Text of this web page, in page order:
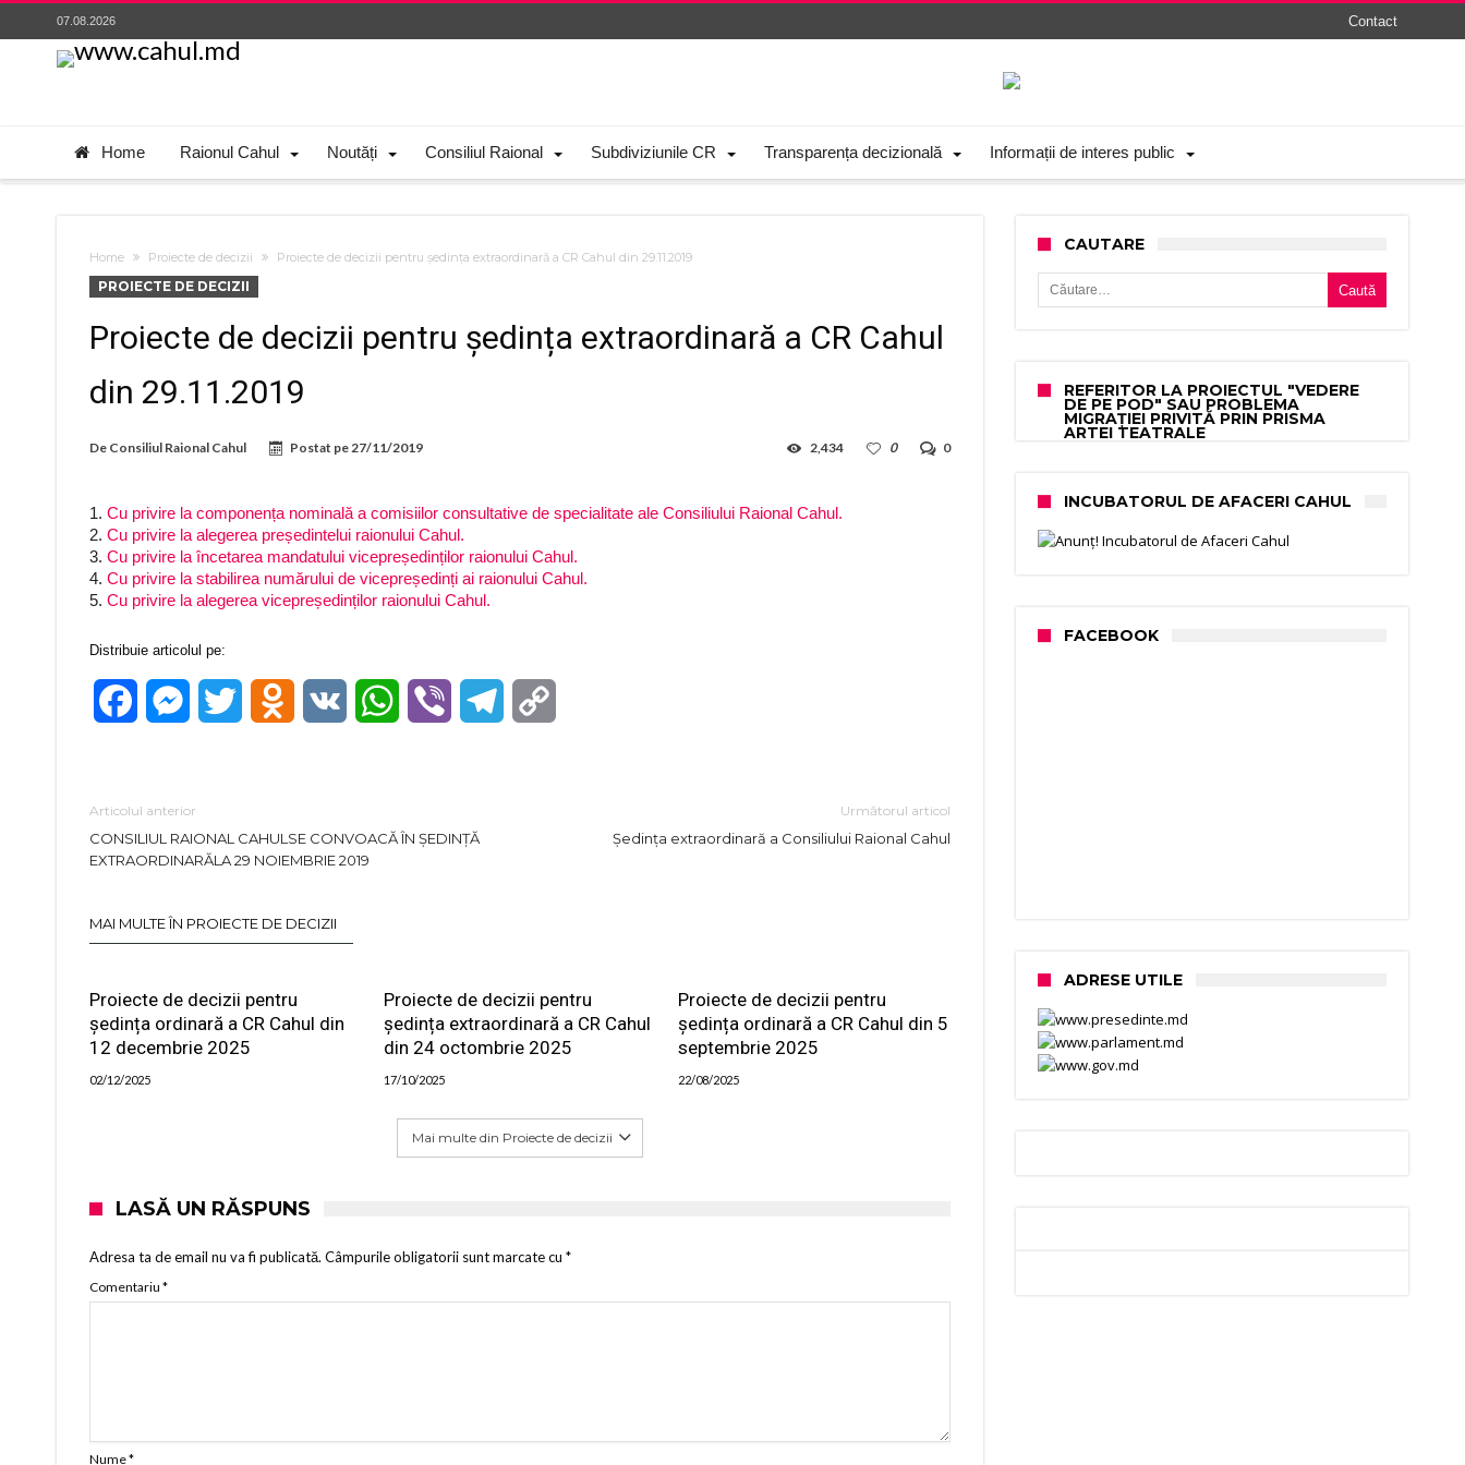
07.08.2026 Contact
Home Raionul Cahul Noutăți Consiliul Raional Subdiviziunile CR Transparența decizională Informații de interes public
Home Proiecte de decizii Proiecte de decizii pentru ședința extraordinară a CR Cahul din 29.11.2019
PROIECTE DE DECIZII
Proiecte de decizii pentru ședința extraordinară a CR Cahul
din 29.11.2019
De Consiliul Raional Cahul Postat pe27/11/2019 0
0
2,434
1. Cu privire la componența nominală a comisiilor consultative de specialitate ale Consiliului Raional Cahul.
2. Cu privire la alegerea președintelui raionului Cahul.
3. Cu privire la încetarea mandatului vicepreședinților raionului Cahul.
4. Cu privire la stabilirea numărului de vicepreședinți ai raionului Cahul.
5. Cu privire la alegerea vicepreședinților raionului Cahul.
Distribuie articolul pe:
FacebookMessenger
Twitter Odnoklassniki
VK WhatsApp
Viber Telegram
Articolul anterior
CONSILIUL RAIONAL CAHULSE CONVOACĂ ÎN ŞEDINŢĂ
EXTRAORDINARĂLA 29 NOIEMBRIE 2019
Următorul articol
Ședința extraordinară a Consiliului Raional Cahul
MAI MULTE ÎN PROIECTE DE DECIZII
Proiecte de decizii pentru
ședința ordinară a CR Cahul din
12 decembrie 2025
02/12/2025
Proiecte de decizii pentru
ședința extraordinară a CR Cahul
din 24 octombrie 2025
17/10/2025
Proiecte de decizii pentru
ședința ordinară a CR Cahul din 5
septembrie 2025
22/08/2025
Mai multe din Proiecte de decizii
LASĂ UN RĂSPUNS
Adresa ta de email nu va fi publicată. Câmpurile obligatorii sunt marcate cu *
Comentariu *
Nume*
CAUTARE
Caută după:
REFERITOR LA PROIECTUL "VEDERE
DE PE POD" SAU PROBLEMA
MIGRAȚIEI PRIVITĂ PRIN PRISMA
ARTEI TEATRALE
INCUBATORUL DE AFACERI CAHUL
FACEBOOK
ADRESE UTILE